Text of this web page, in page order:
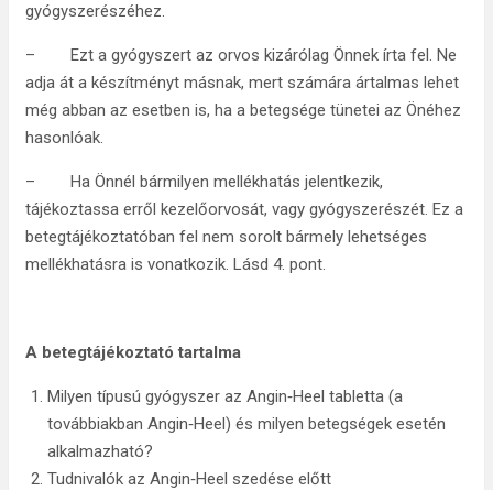
gyógyszerészéhez.
– Ezt a gyógyszert az orvos kizárólag Önnek írta fel. Ne
adja át a készítményt másnak, mert számára ártalmas lehet
még abban az esetben is, ha a betegsége tünetei az Önéhez
hasonlóak.
– Ha Önnél bármilyen mellékhatás jelentkezik,
tájékoztassa erről kezelőorvosát, vagy gyógyszerészét. Ez a
betegtájékoztatóban fel nem sorolt bármely lehetséges
mellékhatásra is vonatkozik. Lásd 4. pont.
A betegtájékoztató tartalma
Milyen típusú gyógyszer az Angin‑Heel tabletta (a
továbbiakban Angin‑Heel) és milyen betegségek esetén
alkalmazható?
Tudnivalók az Angin‑Heel szedése előtt